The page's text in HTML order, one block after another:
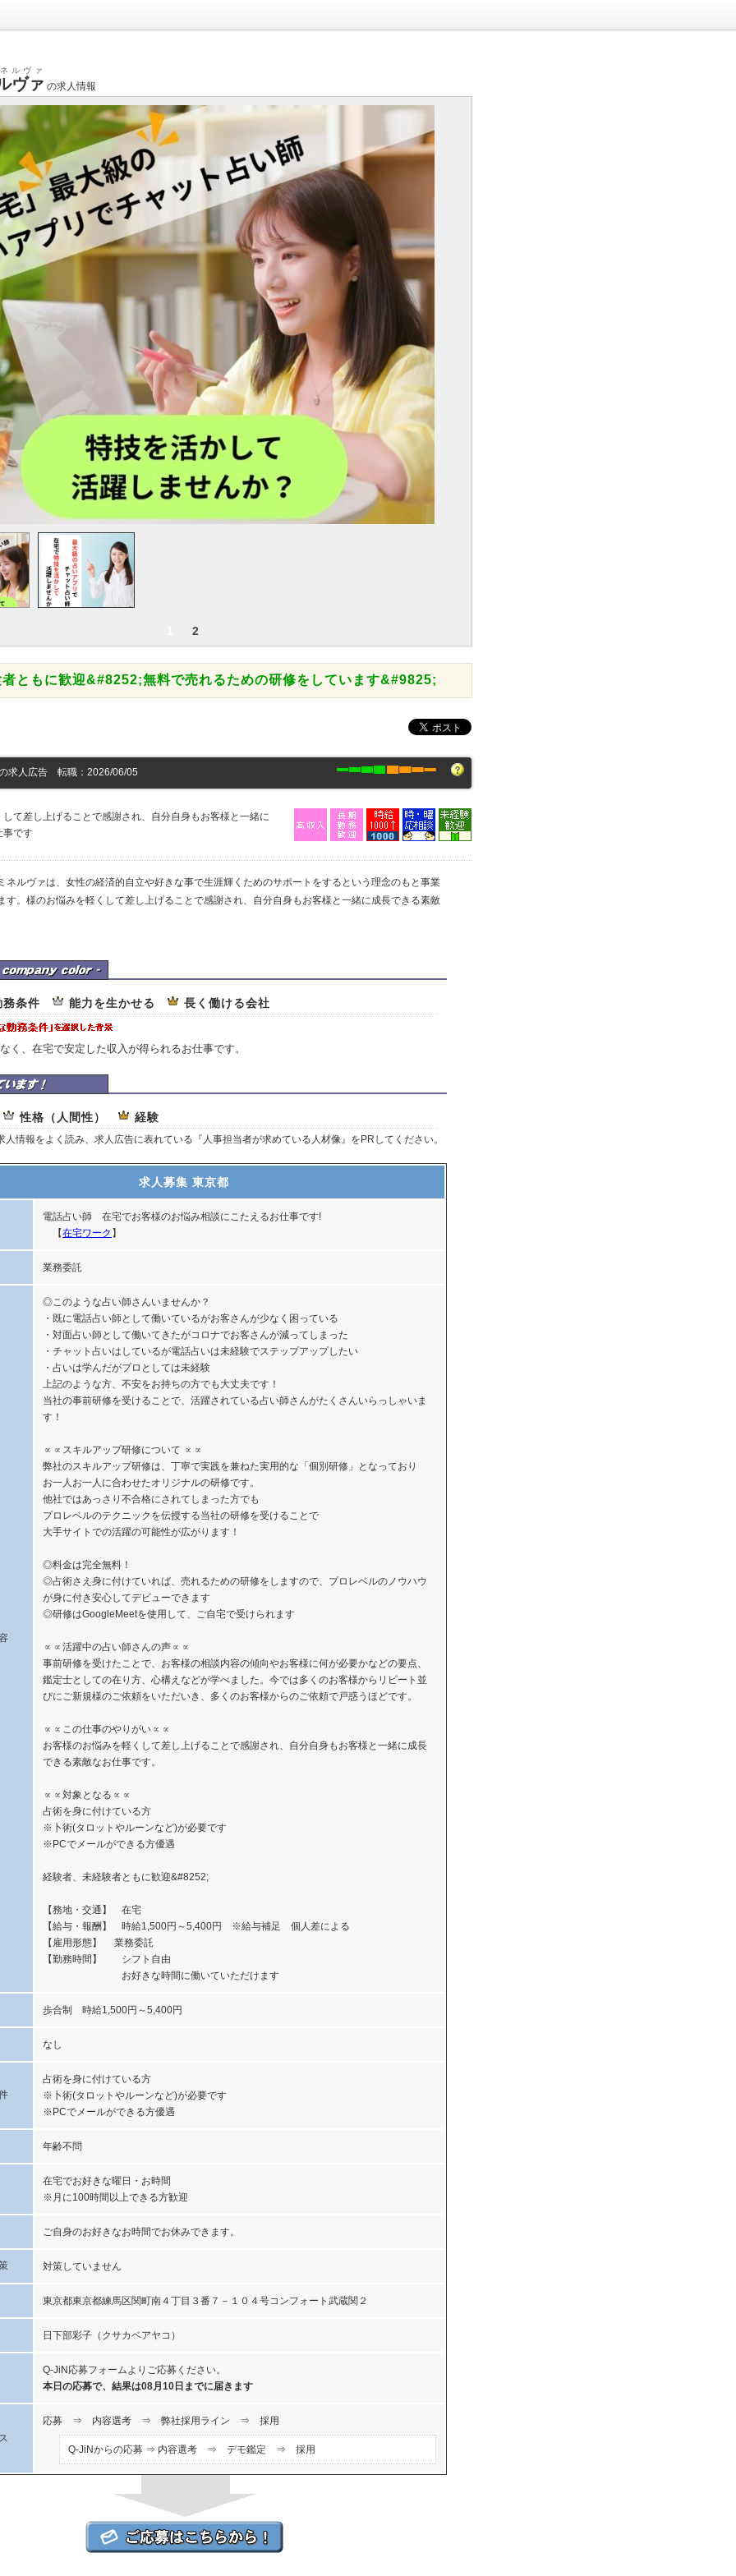
ヴァ
ルヴァ
の求人情報
2
ともに歓迎&#8252;無料で売れるための研修をしています&#9825;
求人広告 転職：2026/06/05
て差し上げることで感謝され、自分自身もお客様と一緒に
事です
ネルヴァは、女性の経済的自立や好きな事で生涯輝くためのサポートをするという理念のもと事業
す。様のお悩みを軽くして差し上げることで感謝され、自分自身もお客様と一緒に成長できる素敵
業カラー
務条件 能力を生かせる 長く働ける会社
く、在宅で安定した収入が得られるお仕事です。
ここを重視しています
性格（人間性） 経験
情報をよく読み、求人広告に表れている『人事担当者が求めている人材像』をPRしてください。
求人募集 東京都
電話占い師 在宅でお客様のお悩み相談にこたえるお仕事です!
【在宅ワーク 】
業務委託
◎このような占い師さんいませんか？
・既に電話占い師として働いているがお客さんが少なく困っている
・対面占い師として働いてきたがコロナでお客さんが減ってしまった
・チャット占いはしているが電話占いは未経験でステップアップしたい
・占いは学んだがプロとしては未経験
上記のような方、不安をお持ちの方でも大丈夫です！
当社の事前研修を受けることで、活躍されている占い師さんがたくさんいらっしゃいま
す！
∝∝スキルアップ研修について ∝∝
弊社のスキルアップ研修は、丁寧で実践を兼ねた実用的な「個別研修」となっており
お一人お一人に合わせたオリジナルの研修です。
他社ではあっさり不合格にされてしまった方でも
プロレベルのテクニックを伝授する当社の研修を受けることで
大手サイトでの活躍の可能性が広がります！
◎料金は完全無料！
◎占術さえ身に付けていれば、売れるための研修をしますので、プロレベルのノウハウ
が身に付き安心してデビューできます
◎研修はGoogleMeetを使用して、ご自宅で受けられます
∝∝活躍中の占い師さんの声∝∝
事前研修を受けたことで、お客様の相談内容の傾向やお客様に何が必要かなどの要点、
鑑定士としての在り方、心構えなどが学べました。今では多くのお客様からリピート並
びにご新規様のご依頼をいただいき、多くのお客様からのご依頼で戸惑うほどです。
∝∝この仕事のやりがい∝∝
お客様のお悩みを軽くして差し上げることで感謝され、自分自身もお客様と一緒に成長
できる素敵なお仕事です。
∝∝対象となる∝∝
占術を身に付けている方
※卜術(タロットやルーンなど)が必要です
※PCでメールができる方優遇
経験者、未経験者ともに歓迎&#8252;
【務地・交通】 在宅
【給与・報酬】 時給1,500円～5,400円 ※給与補足 個人差による
【雇用形態】 業務委託
【勤務時間】 シフト自由
お好きな時間に働いていただけます
歩合制 時給1,500円～5,400円
なし
占術を身に付けている方
※卜術(タロットやルーンなど)が必要です
※PCでメールができる方優遇
年齢不問
在宅でお好きな曜日・お時間
※月に100時間以上できる方歓迎
ご自身のお好きなお時間でお休みできます。
対策していません
東京都東京都練馬区関町南４丁目３番７－１０４号コンフォート武蔵関２
日下部彩子（クサカベアヤコ）
Q-JiN応募フォームよりご応募ください。
本日の応募で、結果は08月10日までに届きます
応募 ⇒ 内容選考 ⇒ 弊社採用ライン ⇒ 採用
Q-JiNからの応募 ⇒ 内容選考 ⇒ デモ鑑定 ⇒ 採用